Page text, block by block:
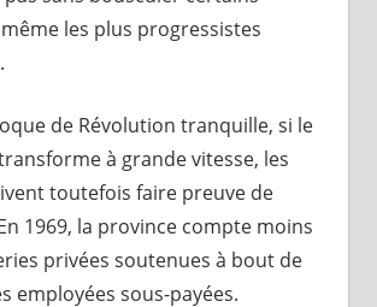
les plus progressistes
de Révolution tranquille, si le
à grande vitesse, les
toutefois faire preuve de
1969, la province compte moins
privées soutenues à bout de
employées sous-payées.